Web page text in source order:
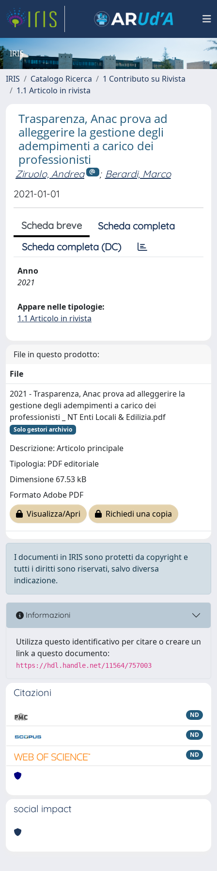
IRIS
IRIS Catalogo Ricerca
1 Contributo su Rivista
1.1 Articolo in rivista
Trasparenza, Anac prova ad
alleggerire la gestione degli
adempimenti a carico dei
professionisti
Ziruolo, Andrea ; Berardi, Marco
2021-01-01
Scheda breve
Scheda completa
Scheda completa (DC)
Anno
2021
Appare nelle tipologie:
1.1 Articolo in rivista
File in questo prodotto:
File
2021 - Trasparenza, Anac prova ad alleggerire la
gestione degli adempimenti a carico dei
professionisti _ NT Enti Locali & Edilizia.pdf
Solo gestori archivio
Descrizione: Articolo principale
Tipologia: PDF editoriale
Dimensione 67.53 kB
Formato Adobe PDF
Visualizza/Apri
Richiedi una copia
I documenti in IRIS sono protetti da copyright e
tutti i diritti sono riservati, salvo diversa
indicazione.
Informazioni
Utilizza questo identificativo per citare o creare un
link a questo documento:
https://hdl.handle.net/11564/757003
Citazioni
ND
ND
ND
social impact